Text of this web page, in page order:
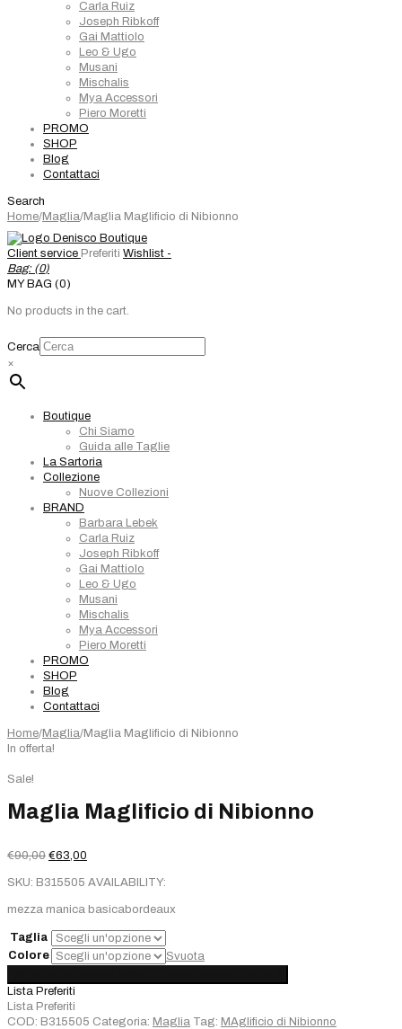
Carla Ruiz
Joseph Ribkoff
Gai Mattiolo
Leo & Ugo
Musani
Mischalis
Mya Accessori
Piero Moretti
PROMO
SHOP
Blog
Contattaci
Search
Home/Maglia/Maglia Maglificio di Nibionno
Client service Preferiti Wishlist -
Bag: (0)
MY BAG (0)
No products in the cart.
Cerca
×
Boutique
Chi Siamo
Guida alle Taglie
La Sartoria
Collezione
Nuove Collezioni
BRAND
Barbara Lebek
Carla Ruiz
Joseph Ribkoff
Gai Mattiolo
Leo & Ugo
Musani
Mischalis
Mya Accessori
Piero Moretti
PROMO
SHOP
Blog
Contattaci
Home/Maglia/Maglia Maglificio di Nibionno
In offerta!
Sale!
Maglia Maglificio di Nibionno
€90,00 Il
originale
€90,00.
€63,00
attuale
€63,00.
SKU: B315505 AVAILABILITY:
mezza manica basicabordeaux
Taglia
Colore
Svuota
Maglificio
di
Nibionno
Lista Preferiti
Lista Preferiti
COD: B315505 Categoria: Maglia Tag: MAglificio di Nibionno